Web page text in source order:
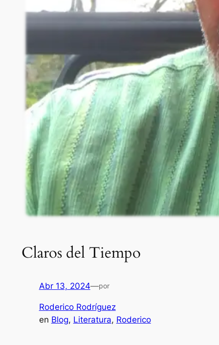
Claros del Tiempo
Abr 13, 2024—por
Roderico Rodríguez
en Blog, Literatura, Roderico